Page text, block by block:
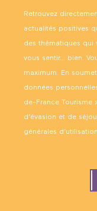
Retrouvez
actualités positives
des thématiques qui
vous sentir… bien.
maximum. En
données
de-France Tourisme
d’évasion et de
générales